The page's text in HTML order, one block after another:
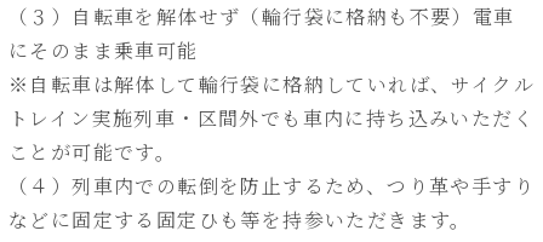
（３）自転車を解体せず（輪行袋に格納も不要）電車
にそのまま乗車可能
※自転車は解体して輪行袋に格納していれば、サイクル
トレイン実施列車・区間外でも車内に持ち込みいただく
ことが可能です。
（４）列車内での転倒を防止するため、つり革や手すり
などに固定する固定ひも等を持参いただきます。